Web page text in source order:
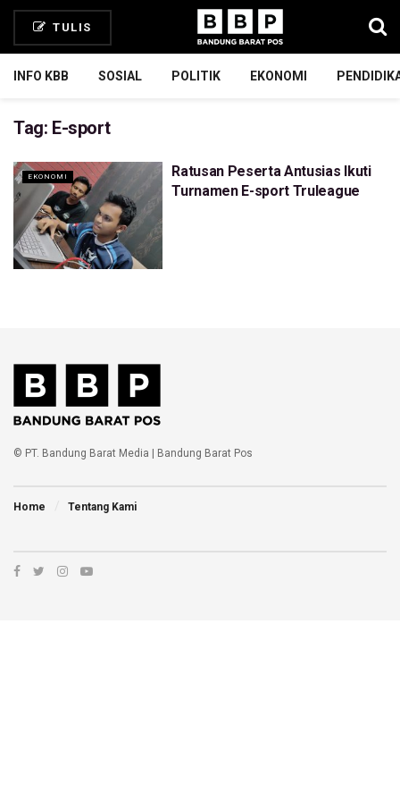
TULIS
INFO KBB SOSIAL POLITIK EKONOMI
Tag: E-sport
EKONOMI
Ratusan Peserta Antusias Ikuti
Turnamen E-sport Truleague
© PT. Bandung Barat Media | Bandung Barat Pos
Home Tentang Kami